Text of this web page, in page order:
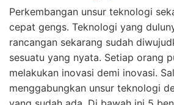
Perkembangan unsur teknologi
cepat gengs. Teknologi yang
rancangan sekarang sudah
sesuatu yang nyata. Setiap orang
melakukan inovasi demi inovasi.
menggabungkan unsur teknologi